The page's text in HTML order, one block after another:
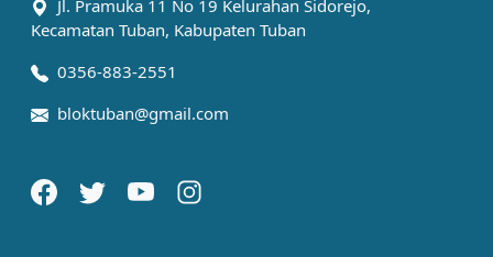
Jl. Pramuka 11 No 19 Kelurahan Sidorejo,
Kecamatan Tuban, Kabupaten Tuban
0356-883-2551
bloktuban@gmail.com